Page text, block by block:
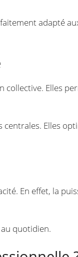
adapté
collective. Elles
centrales. Elles
En effet, la
quotidien.